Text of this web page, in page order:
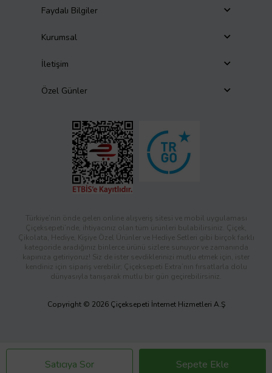
Satıcıya Sor Sepete Ekle
Faydalı Bilgiler
Kurumsal
İletişim
Özel Günler
Türkiye’nin önde gelen online alışveriş sitesi ve mobil uygulaması
Çiçeksepeti’nde, ihtiyacınız olan tüm ürünleri bulabilirsiniz. Çiçek,
Çikolata, Hediye, Kişiye Özel Ürünler ve Hediye Setleri gibi birçok farklı
kategoride aradığınız binlerce ürünü sizlere sunuyor ve zamanında
kapınıza getiriyoruz! Siz de ister sevdiklerinizi mutlu etmek için, ister
kendiniz için sipariş verebilir; Çiçeksepeti Extra’nın fırsatlarla dolu
dünyasıyla tanışarak mutlu bir gün geçirebilirsiniz.
Copyright © 2026 Çiçeksepeti İnternet Hizmetleri A.Ş